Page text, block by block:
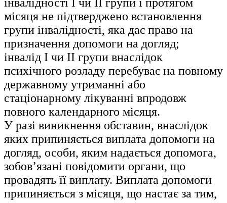
місяця не підтверджено встановлення
групи інвалідності, яка дає право на
призначення допомоги на догляд;
інвалід I чи II групи внаслідок
психічного розладу перебуває на повному
державному утриманні або
стаціонарному лікуванні впродовж
повного календарного місяця.
У разі виникнення обставин, внаслідок
яких припиняється виплата допомоги на
догляд, особи, яким надається допомога,
зобов’язані повідомити органи, що
провадять її виплату. Виплата допомоги
припиняється з місяця, що настає за тим,